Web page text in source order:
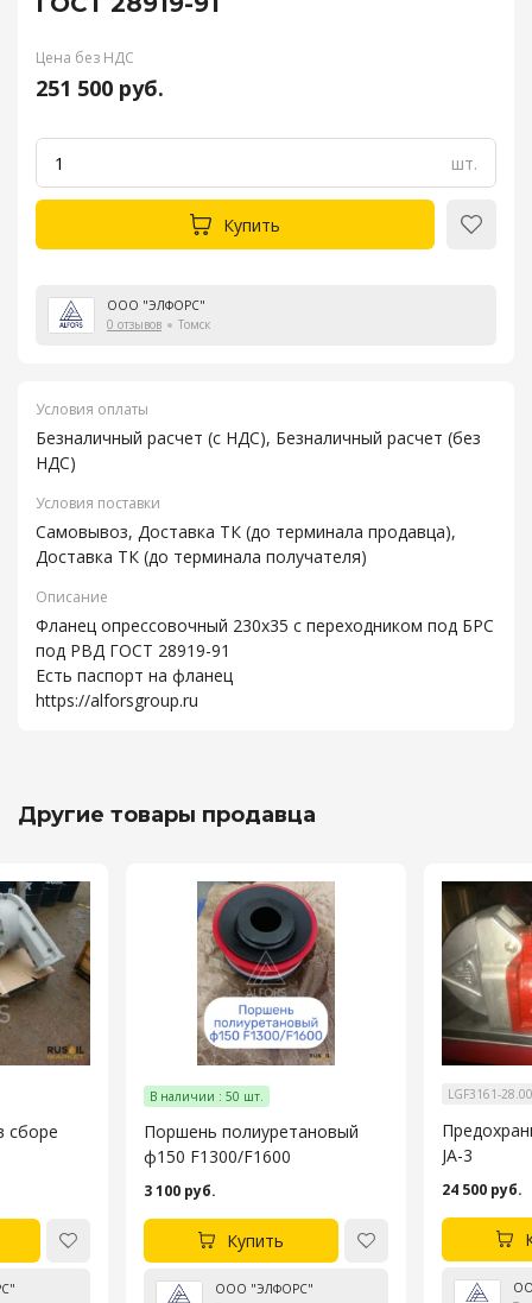
Цена без НДС
251 500 руб.
шт.
Купить
ООО "ЭЛФОРС"
0 отзывов
Томск
Условия оплаты
Безналичный расчет (с НДС), Безналичный расчет (без
НДС)
Условия поставки
Самовывоз, Доставка ТК (до терминала продавца),
Доставка ТК (до терминала получателя)
Описание
Фланец опрессовочный 230х35 с переходником под БРС
под РВД ГОСТ 28919-91
Есть паспорт на фланец
https://alforsgroup.ru
Другие товары продавца
сборе
В наличии : 50 шт.
Поршень полиуретановый
ф150 F1300/F1600
3 100 руб.
Купить
ООО "ЭЛФОРС"
LGF3161-
JA-3
24 500 руб.